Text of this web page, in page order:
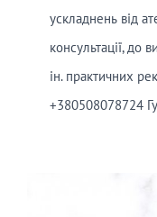
ускладнень від
консультації, до
ін. практичних
+380508078724